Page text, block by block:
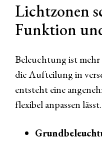
Lichtzonen
Funktion
Beleuchtung ist
die Aufteilung in
entsteht eine
flexibel anpassen lässt.